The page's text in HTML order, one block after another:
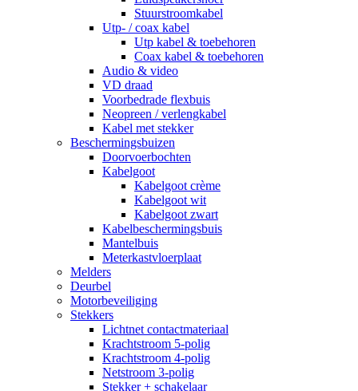
Stuurstroomkabel
Utp- / coax kabel
Utp kabel & toebehoren
Coax kabel & toebehoren
Audio & video
VD draad
Voorbedrade flexbuis
Neopreen / verlengkabel
Kabel met stekker
Beschermingsbuizen
Doorvoerbochten
Kabelgoot
Kabelgoot crème
Kabelgoot wit
Kabelgoot zwart
Kabelbeschermingsbuis
Mantelbuis
Meterkastvloerplaat
Melders
Deurbel
Motorbeveiliging
Stekkers
Lichtnet contactmateriaal
Krachtstroom 5-polig
Krachtstroom 4-polig
Netstroom 3-polig
Stekker + schakelaar